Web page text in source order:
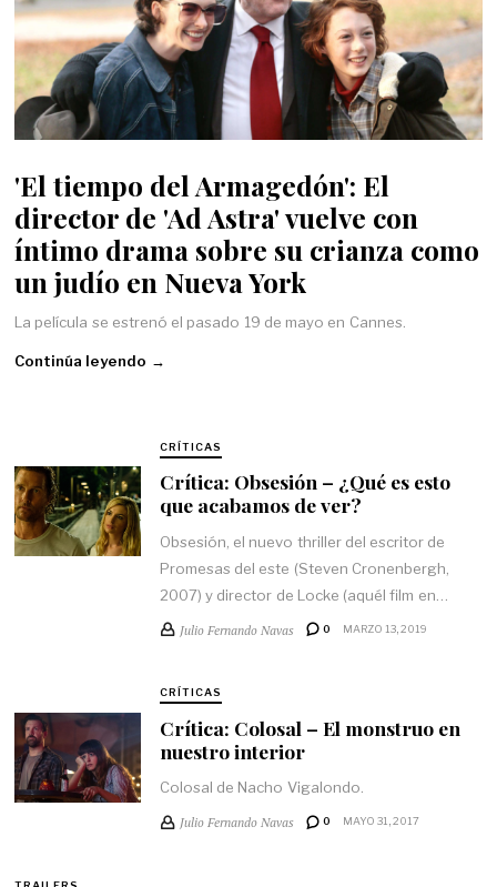
'El tiempo del Armagedón': El
director de 'Ad Astra' vuelve con
íntimo drama sobre su crianza como
un judío en Nueva York
La película se estrenó el pasado 19 de mayo en Cannes.
Continúa leyendo →
CRÍTICAS
Crítica: Obsesión – ¿Qué es esto
que acabamos de ver?
Obsesión, el nuevo thriller del escritor de
Promesas del este (Steven Cronenbergh,
2007) y director de Locke (aquél film en…
Julio Fernando Navas 0 MARZO 13, 2019
CRÍTICAS
Crítica: Colosal – El monstruo en
nuestro interior
Colosal de Nacho Vigalondo.
Julio Fernando Navas 0 MAYO 31, 2017